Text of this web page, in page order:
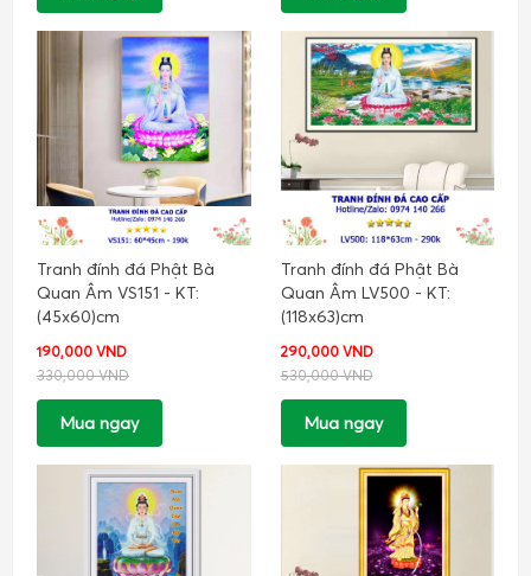
Tranh đính đá Phật Bà
Quan Âm VS151 - KT:
(45x60)cm
190,000 VND
330,000 VND
Mua ngay
Tranh đính đá Phật Bà
Quan Âm LV500 - KT:
(118x63)cm
290,000 VND
530,000 VND
Mua ngay